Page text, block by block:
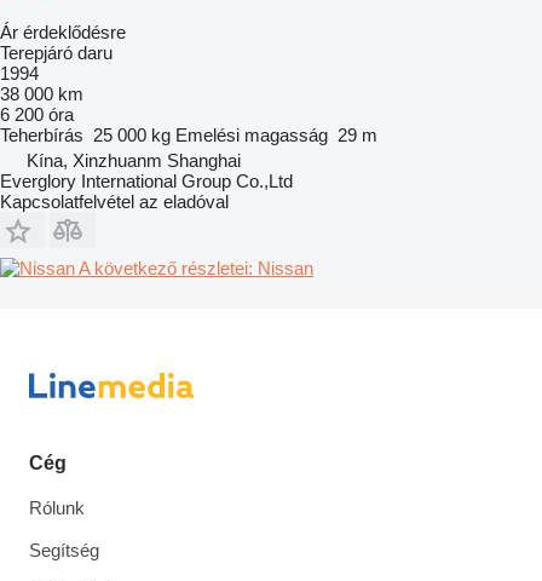
Ár érdeklődésre
Terepjáró daru
1994
38 000 km
6 200 óra
Teherbírás 25 000 kg Emelési magasság 29 m
Kína, Xinzhuanm Shanghai
Everglory International Group Co.,Ltd
Kapcsolatfelvétel az eladóval
A következő részletei: Nissan
Cég
Rólunk
Segítség